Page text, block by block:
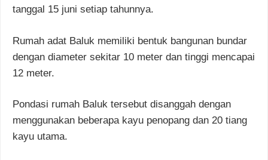
tanggal 15 juni setiap tahunnya.
Rumah adat Baluk memiliki bentuk bangunan bundar
dengan diameter sekitar 10 meter dan tinggi mencapai
12 meter.
Pondasi rumah Baluk tersebut disanggah dengan
menggunakan beberapa kayu penopang dan 20 tiang
kayu utama.